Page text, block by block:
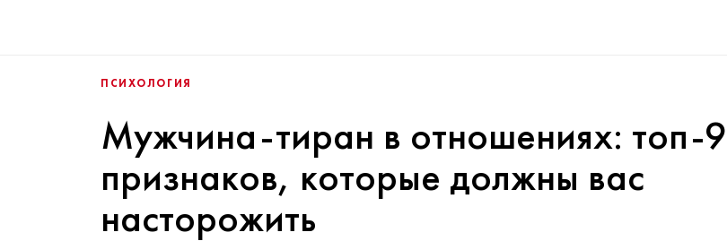
ПСИХОЛОГИЯ
Мужчина-тиран в отношениях: топ-9
признаков, которые должны вас
насторожить